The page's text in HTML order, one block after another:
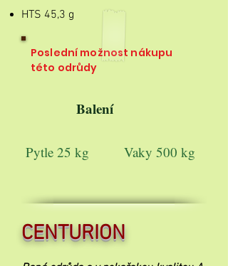
HTS 45,3 g
Poslední možnost nákupu
této odrůdy
Balení
Pytle 25 kg Vaky 500 kg
CENTURION